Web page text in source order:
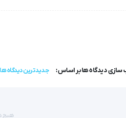
سازی دیدگاه ها بر اساس: جدیدترین دیدگاه ها
هیچ